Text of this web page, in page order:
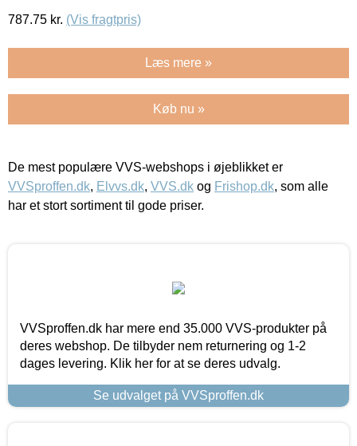
787.75 kr. (Vis fragtpris)
Læs mere »
Køb nu »
De mest populære VVS-webshops i øjeblikket er
VVSproffen.dk, Elvvs.dk, VVS.dk og Frishop.dk, som alle
har et stort sortiment til gode priser.
VVSproffen.dk har mere end 35.000 VVS-produkter på
deres webshop. De tilbyder nem returnering og 1-2
dages levering. Klik her for at se deres udvalg.
Se udvalget på VVSproffen.dk